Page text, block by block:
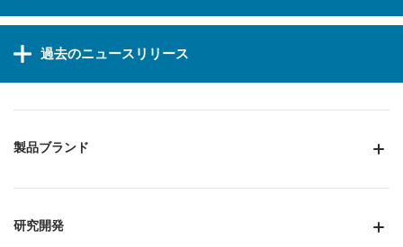
過去のニュースリリース
製品ブランド
研究開発